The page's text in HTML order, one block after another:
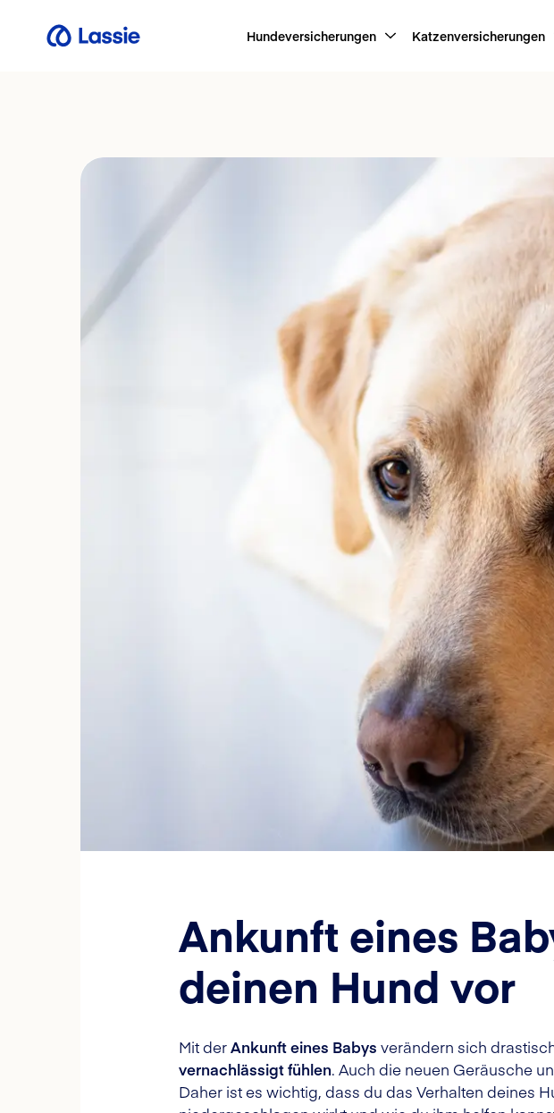
Hundeversicherungen Katzenversicherungen
Ankunft eines
deinen Hund vor
Mit derAnkunft eines Babys verändern sich
vernachlässigt fühlen. Auch die neuen Geräusche
Daher ist es wichtig, dass du das Verhalten deines